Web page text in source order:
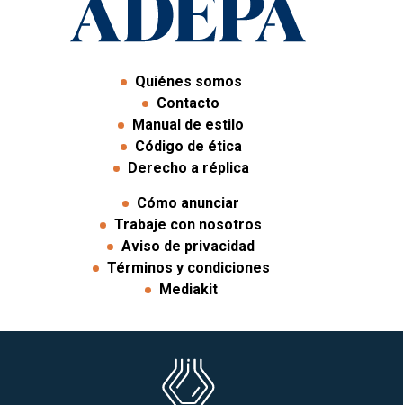
Quiénes somos
Contacto
Manual de estilo
Código de ética
Derecho a réplica
Cómo anunciar
Trabaje con nosotros
Aviso de privacidad
Términos y condiciones
Mediakit